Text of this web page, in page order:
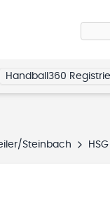
Handball360
Steinbach